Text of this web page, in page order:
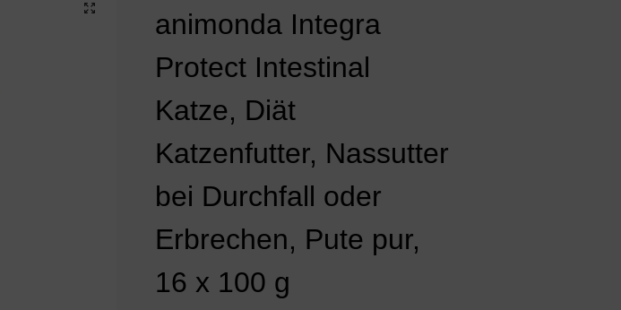
animonda Integra
Protect Intestinal
Katze, Diät
Katzenfutter, Nassutter
bei Durchfall oder
Erbrechen, Pute pur,
16 x 100 g